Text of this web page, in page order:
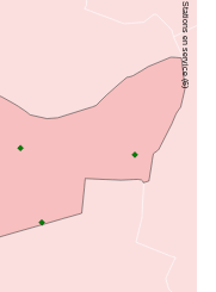
Stations en service (6)